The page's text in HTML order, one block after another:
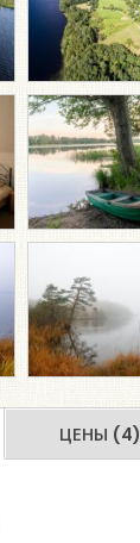
ЦЕНЫ (4)